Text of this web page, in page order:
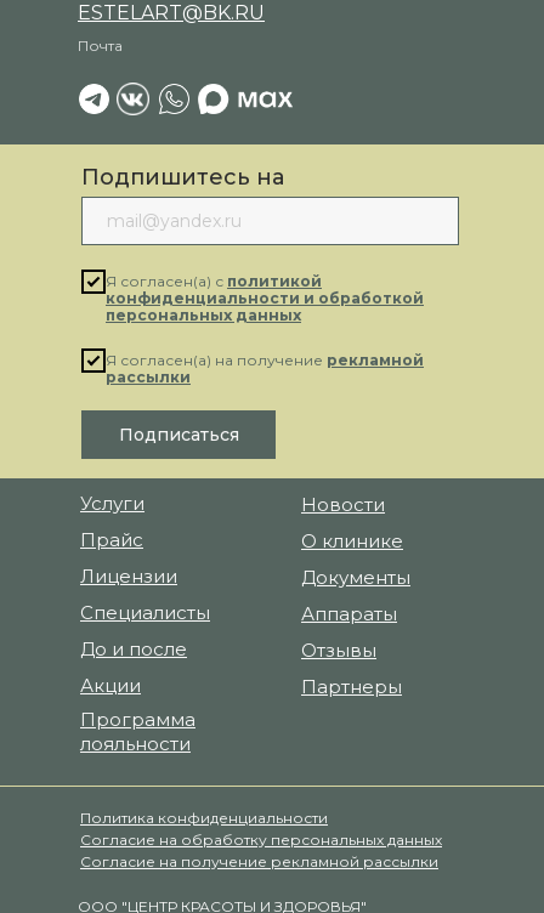
Услуги
Прайс
Лицензии
ESTELART@BK.RU
Почта
Специалисты
О клинике
Новости
Документы
Аппараты
Отзывы
Программа
лояльности
Партнеры
До и после
Акции
Политика конфиденциальности
Согласие на обработку персональных данных
Cогласие на получение рекламной рассылки
ООО "ЦЕНТР КРАСОТЫ И ЗДОРОВЬЯ"
Подпишитесь на
рассылку
Я согласен(а) с политикой
конфиденциальности и обработкой
персональных данных
Я согласен(а) на получение рекламной
рассылки
Подписаться